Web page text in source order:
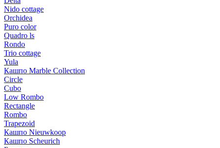
Nido cottage
Orchidea
Puro color
Quadro ls
Rondo
Trio cottage
Yula
Кашпо Marble Collection
Circle
Cubo
Low Rombo
Rectangle
Rombo
Trapezoid
Кашпо Nieuwkoop
Кашпо Scheurich